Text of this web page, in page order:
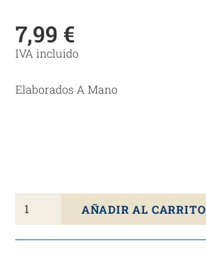
7,99 €
IVA incluido
Elaborados A Mano
Mejillones
En
Escabeche
AÑADIR AL CARRITO